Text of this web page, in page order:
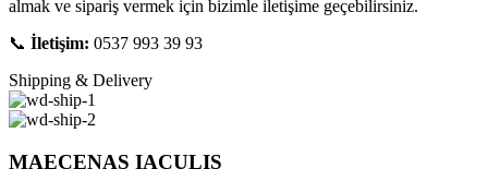
almak ve sipariş vermek için bizimle iletişime geçebilirsiniz.
📞 İletişim: 0537 993 39 93
Shipping & Delivery
MAECENAS IACULIS